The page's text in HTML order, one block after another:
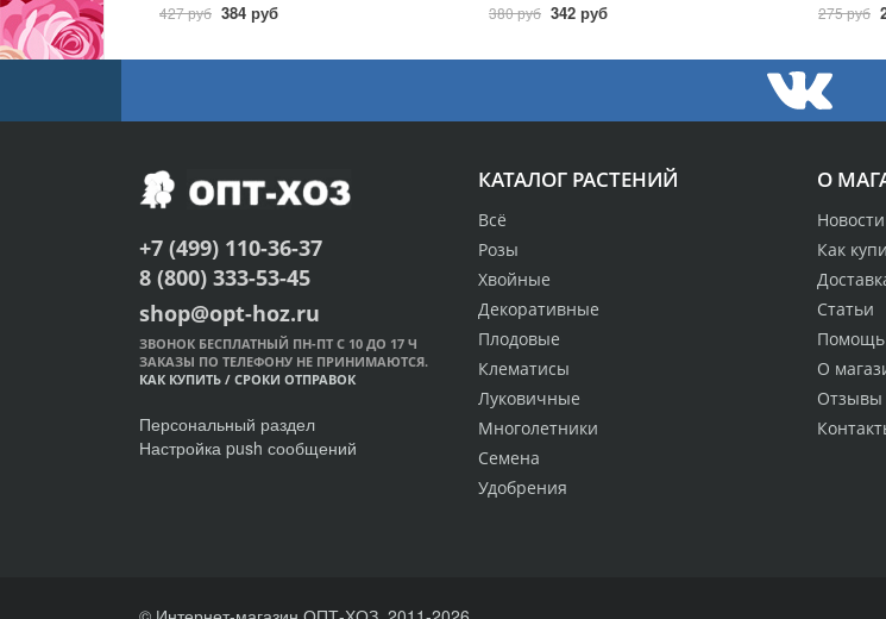
427 руб 384 руб 380 руб 342 руб 275 руб
О
Новости
Как
Статьи
Помощь
О
Отзывы
КАТАЛОГ РАСТЕНИЙ
Всё
Розы
Хвойные
Декоративные
Плодовые
Клематисы
Луковичные
Многолетники
Семена
Удобрения
+7 (499) 110-36-37
8 (800) 333-53-45
shop@opt-hoz.ru
ЗВОНОК БЕСПЛАТНЫЙ ПН-ПТ С 10 ДО 17 Ч
ЗАКАЗЫ ПО ТЕЛЕФОНУ НЕ ПРИНИМАЮТСЯ.
КАК КУПИТЬ / СРОКИ ОТПРАВОК
Персональный раздел
Настройка push сообщений